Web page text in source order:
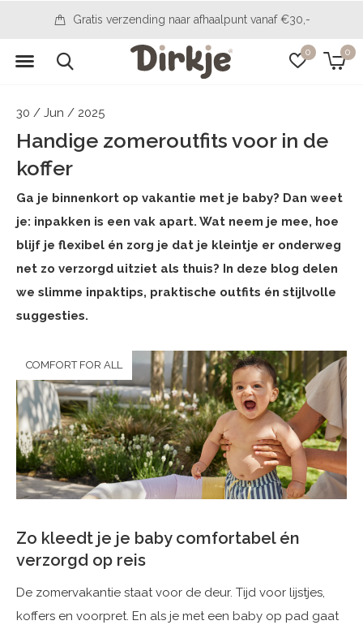
0 0
14 days to change your mind
30 / Jun / 2025
Handige zomeroutfits voor in de
koffer
Ga je binnenkort op vakantie met je baby? Dan weet
je: inpakken is een vak apart. Wat neem je mee, hoe
blijf je flexibel én zorg je dat je kleintje er onderweg
net zo verzorgd uitziet als thuis? In deze blog delen
we slimme inpaktips, praktische outfits én stijlvolle
suggesties.
COMFORT FOR ALL
Zo kleedt je je baby comfortabel én
verzorgd op reis
De zomervakantie staat voor de deur. Tijd voor lijstjes,
koffers en voorpret. En als je met een baby op pad gaat